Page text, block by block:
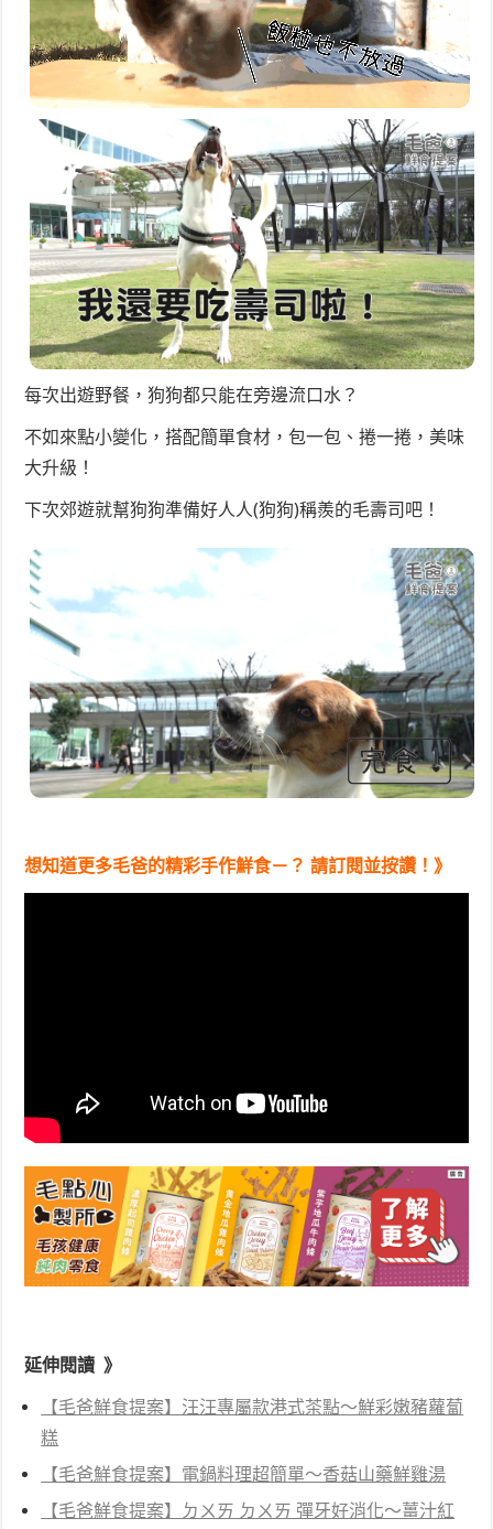
每次出遊野餐，狗狗都只能在旁邊流口水？
不如來點小變化，搭配簡單食材，包一包、捲一捲，美味
大升級！
下次郊遊就幫狗狗準備好人人(狗狗)稱羨的毛壽司吧！
想知道更多毛爸的精彩手作鮮食－？ 請訂閱並按讚！》
延伸閱讀 》
【毛爸鮮食提案】汪汪專屬款港式茶點～鮮彩嫩豬蘿蔔
糕
【毛爸鮮食提案】電鍋料理超簡單～香菇山藥鮮雞湯
【毛爸鮮食提案】ㄉㄨㄞ ㄉㄨㄞ 彈牙好消化～薑汁紅